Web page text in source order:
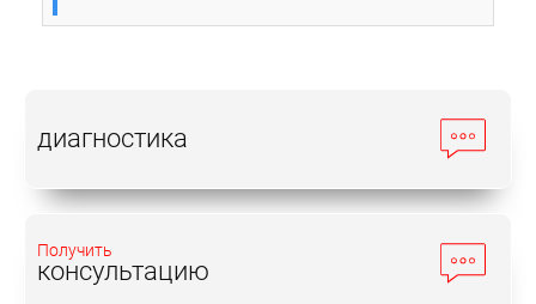
диагностика
Получить
консультацию